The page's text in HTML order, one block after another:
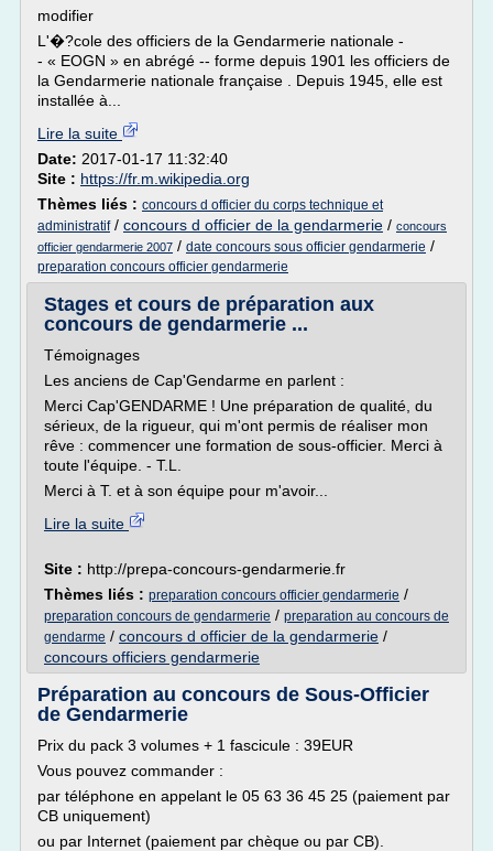
modifier
L'�?cole des officiers de la Gendarmerie nationale -
- « EOGN » en abrégé -- forme depuis 1901 les officiers de
la Gendarmerie nationale française . Depuis 1945, elle est
installée à...
Lire la suite
Date: 2017-01-17 11:32:40
Site : https://fr.m.wikipedia.org
Thèmes liés : concours d officier du corps technique et
administratif/ concours d officier de la gendarmerie / concours
officier gendarmerie 2007 / date concours sous officier gendarmerie /
preparation concours officier gendarmerie
Stages et cours de préparation aux
concours de gendarmerie ...
Témoignages
Les anciens de Cap'Gendarme en parlent :
Merci Cap'GENDARME ! Une préparation de qualité, du
sérieux, de la rigueur, qui m'ont permis de réaliser mon
rêve : commencer une formation de sous-officier. Merci à
toute l'équipe. - T.L.
Merci à T. et à son équipe pour m'avoir...
Lire la suite
Site : http://prepa-concours-gendarmerie.fr
Thèmes liés : preparation concours officier gendarmerie /
preparation concours de gendarmerie / preparation au concours de
gendarme / concours d officier de la gendarmerie /
concours officiers gendarmerie
Préparation au concours de Sous-Officier
de Gendarmerie
Prix du pack 3 volumes + 1 fascicule : 39EUR
Vous pouvez commander :
par téléphone en appelant le 05 63 36 45 25 (paiement par
CB uniquement)
ou par Internet (paiement par chèque ou par CB).